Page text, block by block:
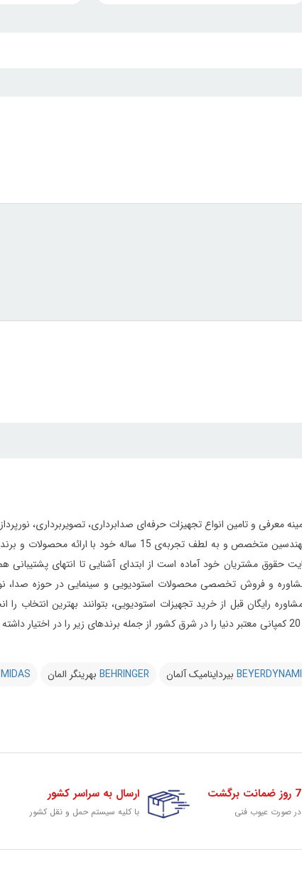
15 سال سابقه مستمر، در زمینه معرفی و تامین انواع تجهیزات حرفه‌ای صدابرداری،
این مجموعه با بهره‌گیری از افراد مجرب و مهندسین متخصص و به لطف
مشتریان خود آماده است از ابتدای آشنایی تا انتهای پشتیبانی
و فروش تخصصی محصولات استودیویی و سینمایی در حوزه صدا، نور،
رایگان قبل از خرید تجهیزات استودیویی، بتوانند بهترین انتخاب را
می‌دارد این مجموعه در حال حاضر نمایندگی انحصاری بیش از 20 کمپانی معتبر دنیا را در شرق کشور از جمله
بیرداینامیک آلمان BEHRINGER بهرینگر المان MIDAS
7 روز ضمانت برگشت
در صورت عیوب فنی
ارسال به سراسر کشور
با کلیه سیستم حمل و نقل کشور